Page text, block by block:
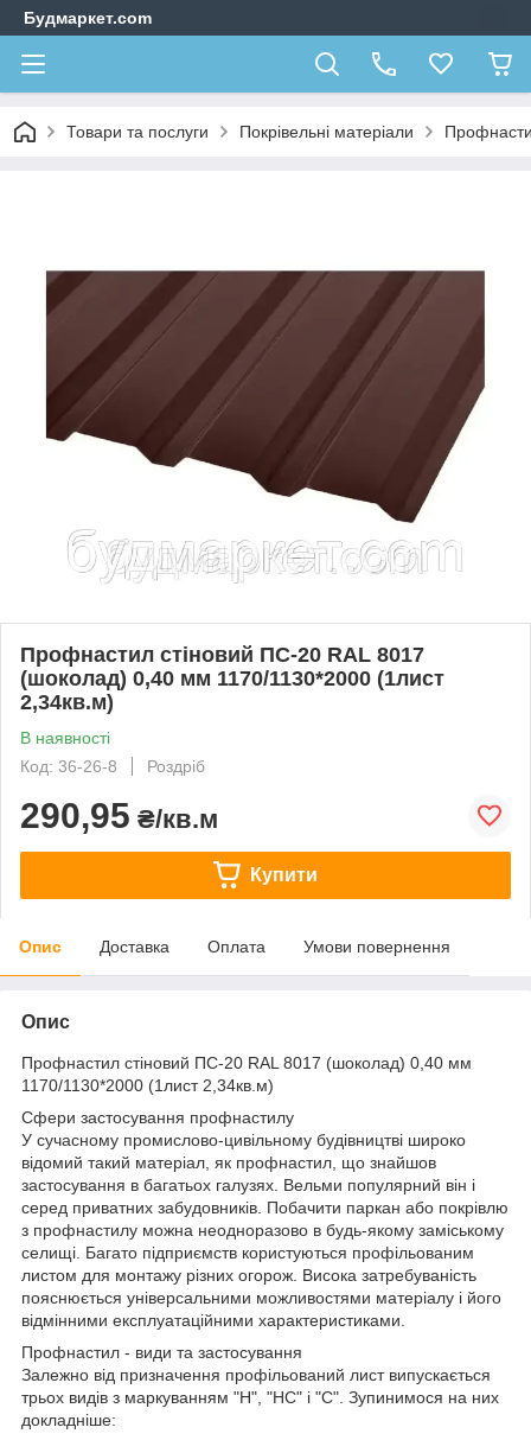
Будмаркет.com
Товари та послуги Покрівельні матеріали
Профнастил стіновий ПС-20 RAL 8017
(шоколад) 0,40 мм 1170/1130*2000 (1лист
2,34кв.м)
В наявності
Код: 36-26-8
Роздріб
290,95 ₴/кв.м
Купити
Опис Доставка Оплата Умови повернення
Опис
Профнастил стіновий ПС-20 RAL 8017 (шоколад) 0,40 мм
1170/1130*2000 (1лист 2,34кв.м)
Сфери застосування профнастилу
У сучасному промислово-цивільному будівництві широко
відомий такий матеріал, як профнастил, що знайшов
застосування в багатьох галузях. Вельми популярний він і
серед приватних забудовників. Побачити паркан або покрівлю
з профнастилу можна неодноразово в будь-якому заміському
селищі. Багато підприємств користуються профільованим
листом для монтажу різних огорож. Висока затребуваність
пояснюється універсальними можливостями матеріалу і його
відмінними експлуатаційними характеристиками.
Профнастил - види та застосування
Залежно від призначення профільований лист випускається
трьох видів з маркуванням "Н", "НС" і "С". Зупинимося на них
докладніше: